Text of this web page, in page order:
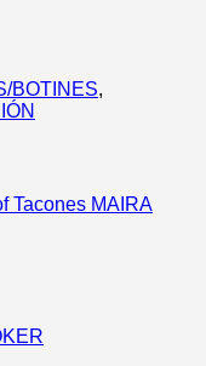
BOTINES,